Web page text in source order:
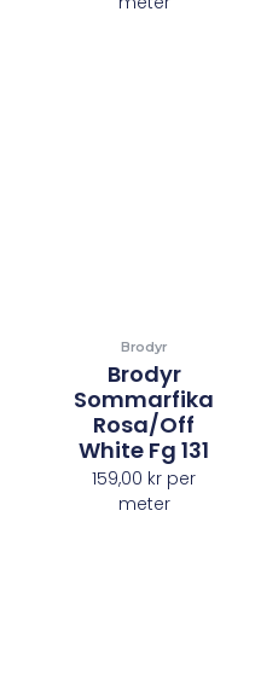
Brodyr
Brodyr
Sommarfika
Rosa/off
White Fg 131
159,00 kr per
meter